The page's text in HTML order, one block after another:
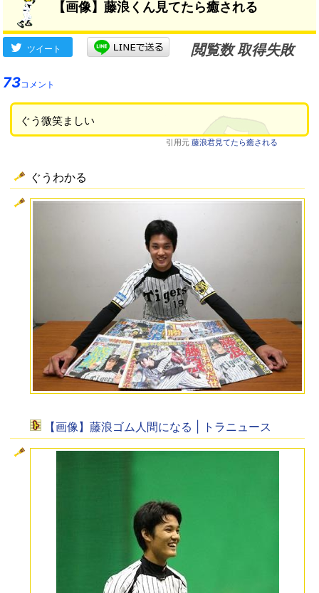
【画像】藤浪くん見てたら癒される
ツイート
閲覧数 取得失敗
73コメント
ぐう微笑ましい
引用元 藤浪君見てたら癒される
ぐうわかる
【画像】藤浪ゴム人間になる | トラニュース